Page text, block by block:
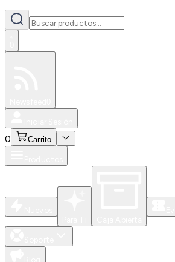
0 Carrito